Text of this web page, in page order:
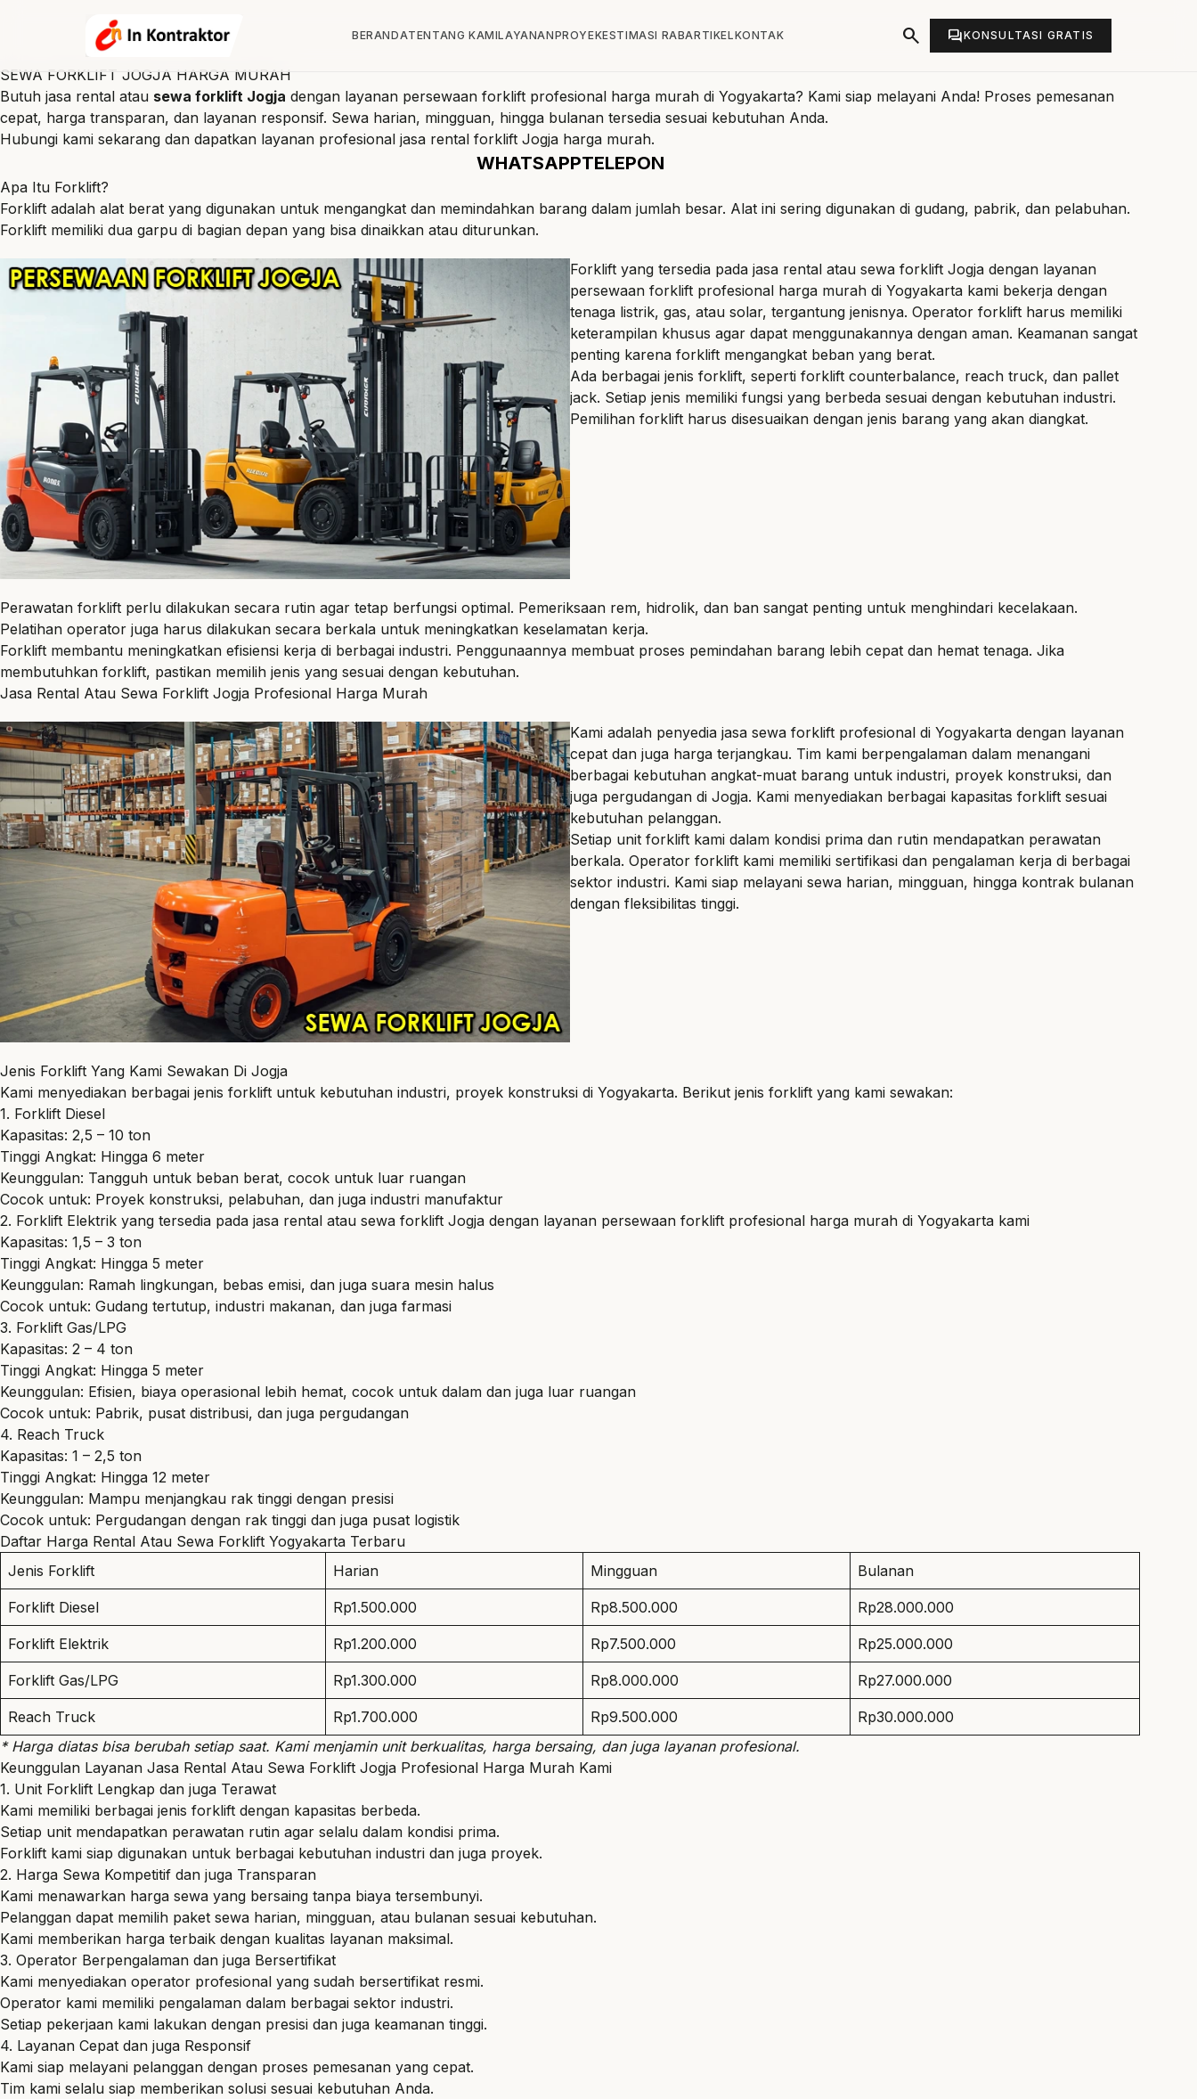
BERANDATENTANG KAMILAYANANPROYEKESTIMASI RABARTIKELKONTAK search forumKONSULTASI GRATIS
SEWA FORKLIFT JOGJA HARGA MURAH
Butuh jasa rental atau sewa forklift Jogja dengan layanan persewaan forklift profesional harga murah di Yogyakarta? Kami siap melayani Anda! Proses pemesanan
cepat, harga transparan, dan layanan responsif. Sewa harian, mingguan, hingga bulanan tersedia sesuai kebutuhan Anda.
Hubungi kami sekarang dan dapatkan layanan profesional jasa rental forklift Jogja harga murah.
WHATSAPPTELEPON
Apa Itu Forklift?
Forklift adalah alat berat yang digunakan untuk mengangkat dan memindahkan barang dalam jumlah besar. Alat ini sering digunakan di gudang, pabrik, dan pelabuhan.
Forklift memiliki dua garpu di bagian depan yang bisa dinaikkan atau diturunkan.
Forklift yang tersedia pada jasa rental atau sewa forklift Jogja dengan layanan
persewaan forklift profesional harga murah di Yogyakarta kami bekerja dengan
tenaga listrik, gas, atau solar, tergantung jenisnya. Operator forklift harus memiliki
keterampilan khusus agar dapat menggunakannya dengan aman. Keamanan sangat
penting karena forklift mengangkat beban yang berat.
Ada berbagai jenis forklift, seperti forklift counterbalance, reach truck, dan pallet
jack. Setiap jenis memiliki fungsi yang berbeda sesuai dengan kebutuhan industri.
Pemilihan forklift harus disesuaikan dengan jenis barang yang akan diangkat.
Perawatan forklift perlu dilakukan secara rutin agar tetap berfungsi optimal. Pemeriksaan rem, hidrolik, dan ban sangat penting untuk menghindari kecelakaan.
Pelatihan operator juga harus dilakukan secara berkala untuk meningkatkan keselamatan kerja.
Forklift membantu meningkatkan efisiensi kerja di berbagai industri. Penggunaannya membuat proses pemindahan barang lebih cepat dan hemat tenaga. Jika
membutuhkan forklift, pastikan memilih jenis yang sesuai dengan kebutuhan.
Jasa Rental Atau Sewa Forklift Jogja Profesional Harga Murah
Kami adalah penyedia jasa sewa forklift profesional di Yogyakarta dengan layanan
cepat dan juga harga terjangkau. Tim kami berpengalaman dalam menangani
berbagai kebutuhan angkat-muat barang untuk industri, proyek konstruksi, dan
juga pergudangan di Jogja. Kami menyediakan berbagai kapasitas forklift sesuai
kebutuhan pelanggan.
Setiap unit forklift kami dalam kondisi prima dan rutin mendapatkan perawatan
berkala. Operator forklift kami memiliki sertifikasi dan pengalaman kerja di berbagai
sektor industri. Kami siap melayani sewa harian, mingguan, hingga kontrak bulanan
dengan fleksibilitas tinggi.
Jenis Forklift Yang Kami Sewakan Di Jogja
Kami menyediakan berbagai jenis forklift untuk kebutuhan industri, proyek konstruksi di Yogyakarta. Berikut jenis forklift yang kami sewakan:
1. Forklift Diesel
Kapasitas: 2,5 – 10 ton
Tinggi Angkat: Hingga 6 meter
Keunggulan: Tangguh untuk beban berat, cocok untuk luar ruangan
Cocok untuk: Proyek konstruksi, pelabuhan, dan juga industri manufaktur
2. Forklift Elektrik yang tersedia pada jasa rental atau sewa forklift Jogja dengan layanan persewaan forklift profesional harga murah di Yogyakarta kami
Kapasitas: 1,5 – 3 ton
Tinggi Angkat: Hingga 5 meter
Keunggulan: Ramah lingkungan, bebas emisi, dan juga suara mesin halus
Cocok untuk: Gudang tertutup, industri makanan, dan juga farmasi
3. Forklift Gas/LPG
Kapasitas: 2 – 4 ton
Tinggi Angkat: Hingga 5 meter
Keunggulan: Efisien, biaya operasional lebih hemat, cocok untuk dalam dan juga luar ruangan
Cocok untuk: Pabrik, pusat distribusi, dan juga pergudangan
4. Reach Truck
Kapasitas: 1 – 2,5 ton
Tinggi Angkat: Hingga 12 meter
Keunggulan: Mampu menjangkau rak tinggi dengan presisi
Cocok untuk: Pergudangan dengan rak tinggi dan juga pusat logistik
Daftar Harga Rental Atau Sewa Forklift Yogyakarta Terbaru
Jenis Forklift
Harian Mingguan Bulanan
Forklift Diesel Rp1.500.000 Rp8.500.000 Rp28.000.000
Forklift Elektrik Rp1.200.000 Rp7.500.000 Rp25.000.000
Forklift Gas/LPG Rp1.300.000 Rp8.000.000 Rp27.000.000
Reach Truck Rp1.700.000 Rp9.500.000
Rp30.000.000
* Harga diatas bisa berubah setiap saat. Kami menjamin unit berkualitas, harga bersaing, dan juga layanan profesional.
Keunggulan Layanan Jasa Rental Atau Sewa Forklift Jogja Profesional Harga Murah Kami
1. Unit Forklift Lengkap dan juga Terawat
Kami memiliki berbagai jenis forklift dengan kapasitas berbeda.
Setiap unit mendapatkan perawatan rutin agar selalu dalam kondisi prima.
Forklift kami siap digunakan untuk berbagai kebutuhan industri dan juga proyek.
2. Harga Sewa Kompetitif dan juga Transparan
Kami menawarkan harga sewa yang bersaing tanpa biaya tersembunyi.
Pelanggan dapat memilih paket sewa harian, mingguan, atau bulanan sesuai kebutuhan.
Kami memberikan harga terbaik dengan kualitas layanan maksimal.
3. Operator Berpengalaman dan juga Bersertifikat
Kami menyediakan operator profesional yang sudah bersertifikat resmi.
Operator kami memiliki pengalaman dalam berbagai sektor industri.
Setiap pekerjaan kami lakukan dengan presisi dan juga keamanan tinggi.
4. Layanan Cepat dan juga Responsif
Kami siap melayani pelanggan dengan proses pemesanan yang cepat.
Tim kami selalu siap memberikan solusi sesuai kebutuhan Anda.